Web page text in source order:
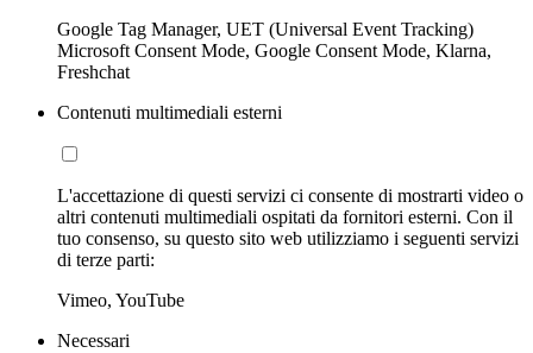
Google Tag Manager, UET (Universal Event Tracking)
Microsoft Consent Mode, Google Consent Mode, Klarna,
Freshchat
Contenuti multimediali esterni
L'accettazione di questi servizi ci consente di mostrarti video o
altri contenuti multimediali ospitati da fornitori esterni. Con il
tuo consenso, su questo sito web utilizziamo i seguenti servizi
di terze parti:
Vimeo, YouTube
Necessari